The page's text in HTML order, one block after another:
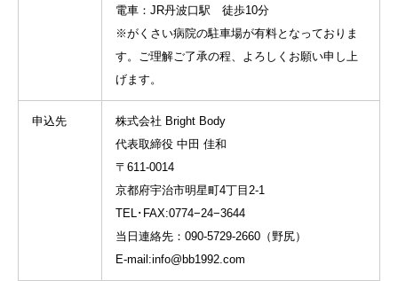
電車：JR丹波口駅 徒歩10分
※がくさい病院の駐車場が有料となっておりま
す。ご理解ご了承の程、よろしくお願い申し上
げます。
申込先
株式会社 Bright Body
代表取締役 中田 佳和
〒611-0014
京都府宇治市明星町4丁目2-1
TEL･FAX:0774−24−3644
当日連絡先：090-5729-2660（野尻）
E-mail:info@bb1992.com